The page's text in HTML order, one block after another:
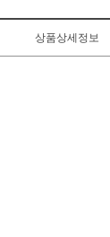
상품상세정보